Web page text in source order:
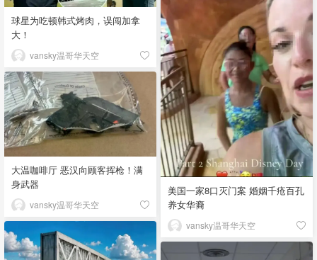
球星为吃顿韩式烤肉，误闯加拿
大！
vansky温哥华天空
美国一家8口灭门案 婚姻千疮百孔
养女华裔
vansky温哥华天空
大温咖啡厅 恶汉向顾客挥枪！满
身武器
vansky温哥华天空